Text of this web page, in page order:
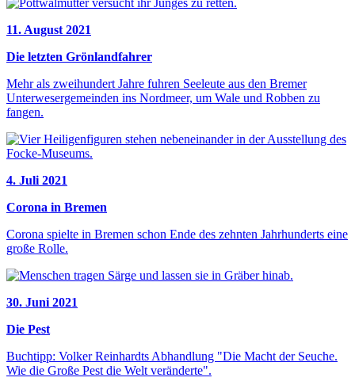
11. August 2021
Die letzten Grönlandfahrer
Mehr als zweihundert Jahre fuhren Seeleute aus den Bremer
Unterwesergemeinden ins Nordmeer, um Wale und Robben zu
fangen.
4. Juli 2021
Corona in Bremen
Corona spielte in Bremen schon Ende des zehnten Jahrhunderts eine
große Rolle.
30. Juni 2021
Die Pest
Buchtipp: Volker Reinhardts Abhandlung "Die Macht der Seuche.
Wie die Große Pest die Welt veränderte".